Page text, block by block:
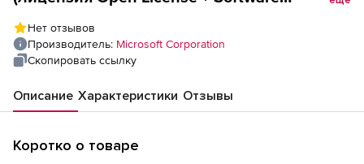
Нет отзывов
Производитель: Microsoft Corporation
Скопировать ссылку
Описание Характеристики Отзывы
Коротко о товаре